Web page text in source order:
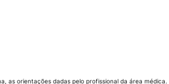
as orientações dadas pelo profissional da área